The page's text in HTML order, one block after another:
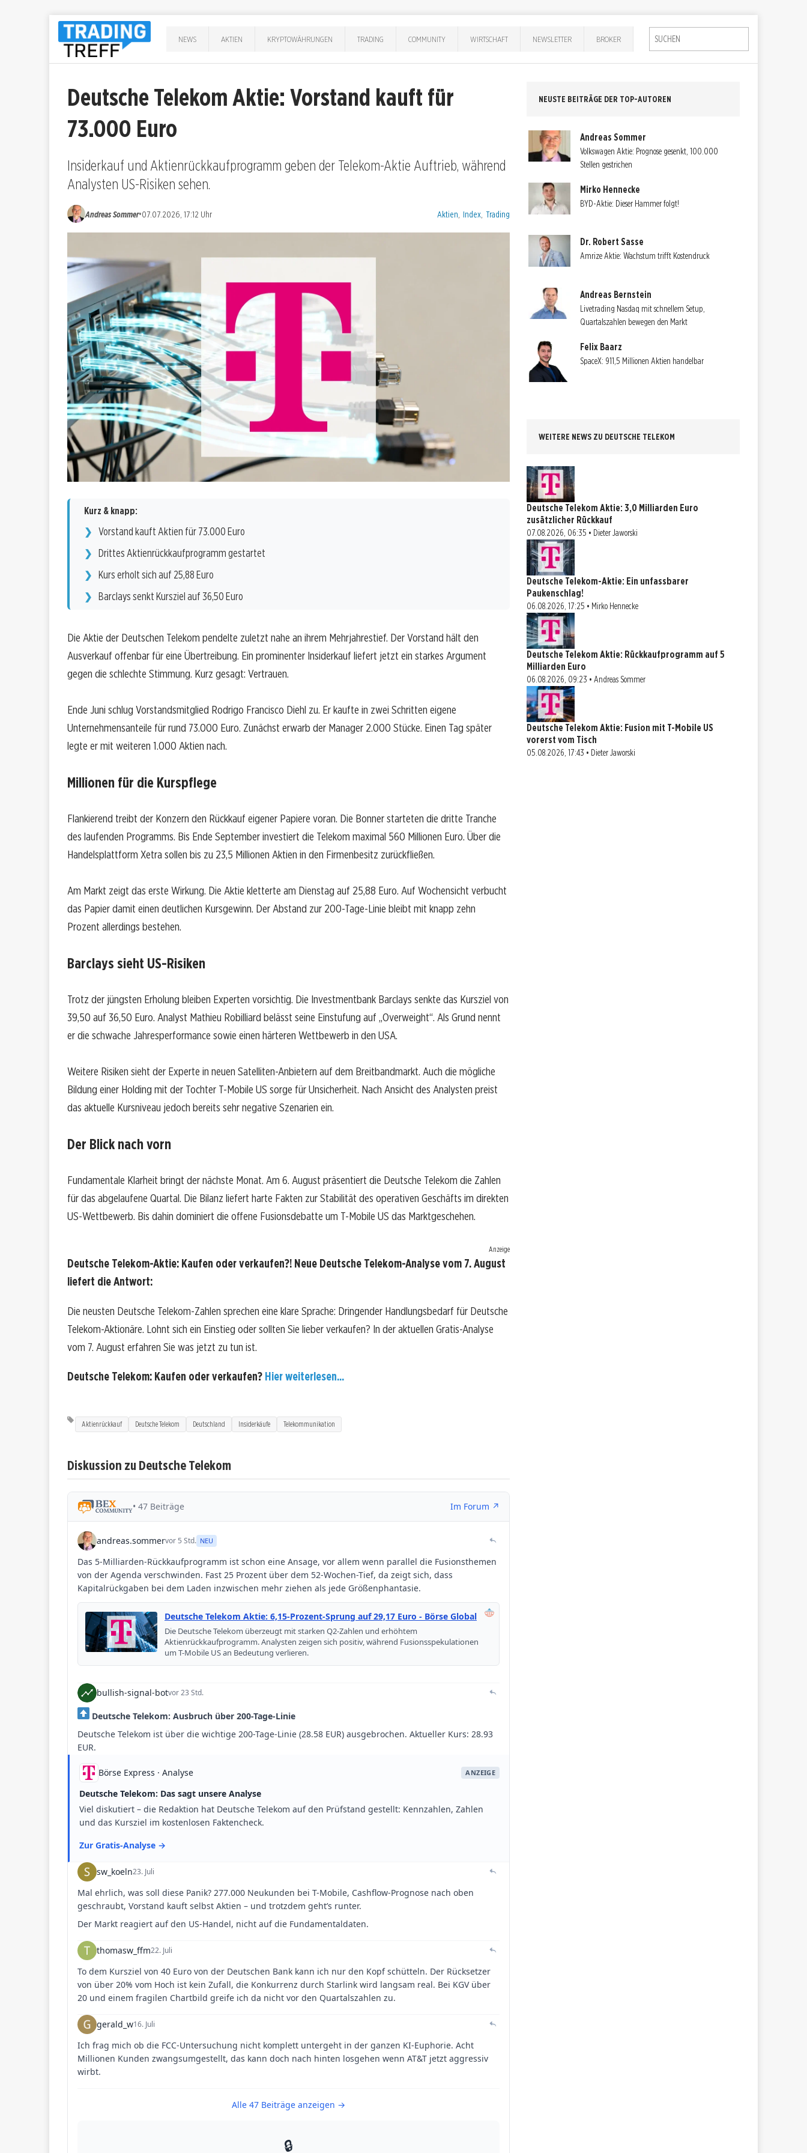
NEWS AKTIEN KRYPTOWÄHRUNGEN TRADING COMMUNITY WIRTSCHAFT NEWSLETTER BROKER
Deutsche Telekom Aktie: Vorstand kauft für
73.000 Euro
Insiderkauf und Aktienrückkaufprogramm geben der Telekom-Aktie Auftrieb, während
Analysten US-Risiken sehen.
Andreas Sommer•07.07.2026, 17:12 Uhr Kategorien:
Aktien Index Trading
Kurz & knapp:
Vorstand kauft Aktien für 73.000 Euro
Drittes Aktienrückkaufprogramm gestartet
Kurs erholt sich auf 25,88 Euro
Barclays senkt Kursziel auf 36,50 Euro
Die Aktie der Deutschen Telekom pendelte zuletzt nahe an ihrem Mehrjahrestief. Der Vorstand hält den
Ausverkauf offenbar für eine Übertreibung. Ein prominenter Insiderkauf liefert jetzt ein starkes Argument
gegen die schlechte Stimmung. Kurz gesagt: Vertrauen.
Ende Juni schlug Vorstandsmitglied Rodrigo Francisco Diehl zu. Er kaufte in zwei Schritten eigene
Unternehmensanteile für rund 73.000 Euro. Zunächst erwarb der Manager 2.000 Stücke. Einen Tag später
legte er mit weiteren 1.000 Aktien nach.
Millionen für die Kurspflege
Flankierend treibt der Konzern den Rückkauf eigener Papiere voran. Die Bonner starteten die dritte Tranche
des laufenden Programms. Bis Ende September investiert die Telekom maximal 560 Millionen Euro. Über die
Handelsplattform Xetra sollen bis zu 23,5 Millionen Aktien in den Firmenbesitz zurückfließen.
Am Markt zeigt das erste Wirkung. Die Aktie kletterte am Dienstag auf 25,88 Euro. Auf Wochensicht verbucht
das Papier damit einen deutlichen Kursgewinn. Der Abstand zur 200-Tage-Linie bleibt mit knapp zehn
Prozent allerdings bestehen.
Barclays sieht US-Risiken
Trotz der jüngsten Erholung bleiben Experten vorsichtig. Die Investmentbank Barclays senkte das Kursziel von
39,50 auf 36,50 Euro. Analyst Mathieu Robilliard belässt seine Einstufung auf „Overweight“. Als Grund nennt
er die schwache Jahresperformance sowie einen härteren Wettbewerb in den USA.
Weitere Risiken sieht der Experte in neuen Satelliten-Anbietern auf dem Breitbandmarkt. Auch die mögliche
Bildung einer Holding mit der Tochter T-Mobile US sorge für Unsicherheit. Nach Ansicht des Analysten preist
das aktuelle Kursniveau jedoch bereits sehr negative Szenarien ein.
Der Blick nach vorn
Fundamentale Klarheit bringt der nächste Monat. Am 6. August präsentiert die Deutsche Telekom die Zahlen
für das abgelaufene Quartal. Die Bilanz liefert harte Fakten zur Stabilität des operativen Geschäfts im direkten
US-Wettbewerb. Bis dahin dominiert die offene Fusionsdebatte um T-Mobile US das Marktgeschehen.
Anzeige
Deutsche Telekom-Aktie: Kaufen oder verkaufen?! Neue Deutsche Telekom-Analyse vom 7. August
liefert die Antwort:
Die neusten Deutsche Telekom-Zahlen sprechen eine klare Sprache: Dringender Handlungsbedarf für Deutsche
Telekom-Aktionäre. Lohnt sich ein Einstieg oder sollten Sie lieber verkaufen? In der aktuellen Gratis-Analyse
vom 7. August erfahren Sie was jetzt zu tun ist.
Deutsche Telekom: Kaufen oder verkaufen? Hier weiterlesen...
Aktienrückkauf Deutsche Telekom Deutschland Insiderkäufe Telekommunikation
Diskussion zu Deutsche Telekom
NEUSTE BEITRÄGE DER TOP-AUTOREN
Andreas Sommer
Volkswagen Aktie: Prognose gesenkt, 100.000
Stellen gestrichen
Mirko Hennecke
BYD-Aktie: Dieser Hammer folgt!
Dr. Robert Sasse
Amrize Aktie: Wachstum trifft Kostendruck
Andreas Bernstein
Livetrading Nasdaq mit schnellem Setup,
Quartalszahlen bewegen den Markt
Felix Baarz
SpaceX: 911,5 Millionen Aktien handelbar
WEITERE NEWS ZU DEUTSCHE TELEKOM
Deutsche Telekom Aktie: 3,0 Milliarden Euro
zusätzlicher Rückkauf
07.08.2026, 06:35 • Dieter Jaworski
Deutsche Telekom-Aktie: Ein unfassbarer
Paukenschlag!
06.08.2026, 17:25 • Mirko Hennecke
Deutsche Telekom Aktie: Rückkaufprogramm auf 5
Milliarden Euro
06.08.2026, 09:23 • Andreas Sommer
Deutsche Telekom Aktie: Fusion mit T-Mobile US
vorerst vom Tisch
05.08.2026, 17:43 • Dieter Jaworski